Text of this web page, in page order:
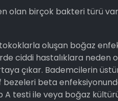
olan birçok bakteri türü
oluşan boğaz
ciddi hastalıklara neden
çıkar. Bademcilerin
bezeleri beta
A testi ile veya boğaz